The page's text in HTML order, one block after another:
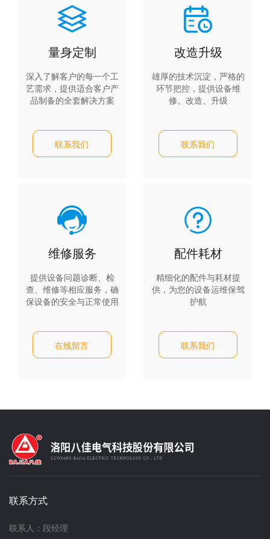
量身定制
深入了解客户的每一个工
艺需求，提供适合客户产
品制备的全套解决方案
联系我们
改造升级
雄厚的技术沉淀，严格的
环节把控，提供设备维
修、改造、升级
联系我们
维修服务
提供设备问题诊断、检
查、维修等相应服务，确
保设备的安全与正常使用
在线留言
配件耗材
精细化的配件与耗材提
供，为您的设备运维保驾
护航
联系我们
联系方式
联系人：段经理